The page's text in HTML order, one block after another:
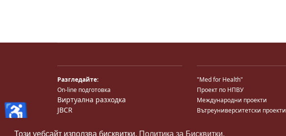
Този уебсайт използва бисквитки. Политика за Бисквитки.
Разгледайте:
On-line подготовка
Виртуална разходка
JBCR
Снимки
"Med for Health"
Проект по НПВУ
Международни проекти
Вътреуниверситетски проекти
Център за кариерно развитие